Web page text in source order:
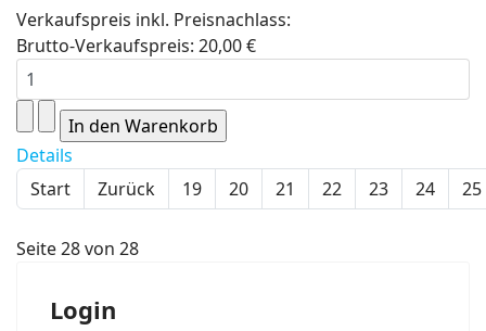
Verkaufspreis inkl. Preisnachlass:
Brutto-Verkaufspreis: 20,00 €
Details
Start
Zurück 19 20 21 22 23 24 25
Seite 28 von 28
Login